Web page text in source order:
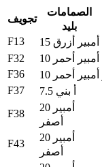
تجويف
الصمامات
بليد
F13
15 أمبير أزرق
F32
10 أمبير أحمر
F36
10 أمبير أحمر
F37
7.5 أ بني
F38
20 أمبير
أصفر
F43
20 أمبير
أصفر